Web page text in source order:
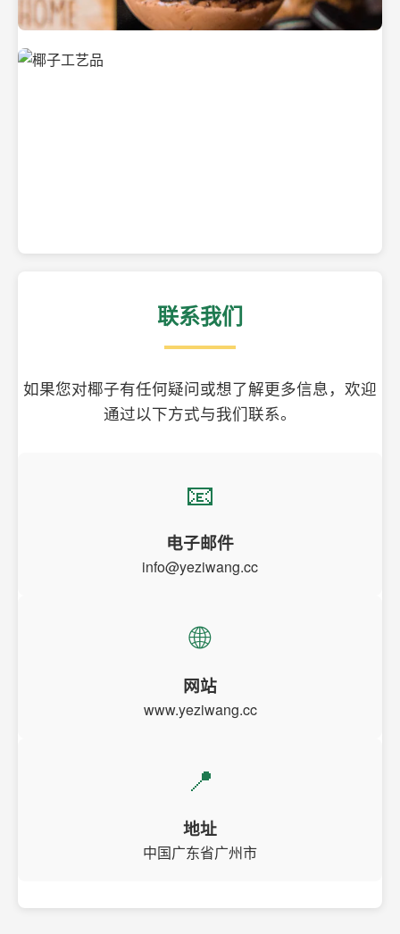
美味的椰子食品
联系我们
如果您对椰子有任何疑问或想了解更多信息，欢迎
通过以下方式与我们联系。
📧
电子邮件
info@yeziwang.cc
🌐
网站
www.yeziwang.cc
📍
地址
中国广东省广州市